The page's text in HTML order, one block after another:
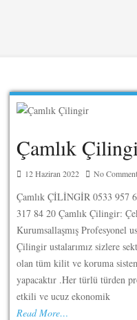
Çamlık
12 Haziran 2022 No
Çamlık ÇİLİNGİR 0533 957
317 84 20 Çamlık Çilingir:
Kurumsallaşmış Profesyonel
Çilingir ustalarımız sizlere
olan tüm kilit ve koruma
yapacaktır .Her türlü türden
etkili ve ucuz ekonomik
Read More…